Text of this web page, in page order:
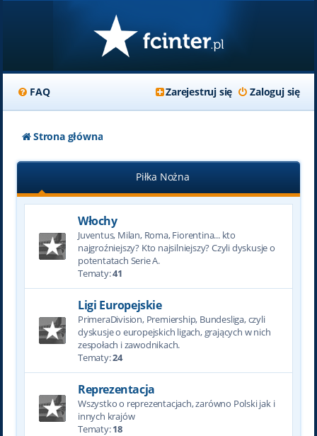
FAQ Zaloguj się
Zarejestruj się
Strona główna
Piłka Nożna
Włochy
Juventus, Milan, Roma, Fiorentina... kto
najgroźniejszy? Kto najsilniejszy? Czyli dyskusje o
potentatach Serie A.
Tematy:41
Ligi Europejskie
PrimeraDivision, Premiership, Bundesliga, czyli
dyskusje o europejskich ligach, grających w nich
zespołach i zawodnikach.
Tematy:24
Reprezentacja
Wszystko o reprezentacjach, zarówno Polski jak i
innych krajów
Tematy:18